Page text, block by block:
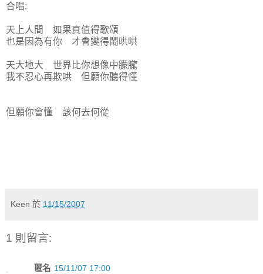
合唱:
天上人間 如果真值得歌頌
也是因為有你 才會變得鬧哄哄
天大地大 世界比你想像中朦朧
我不忍心再欺哄 但願你聽得懂
但願你會懂 該何去何從
Keen 於 11/15/2007
1 則留言:
匿名 15/11/07 17:00